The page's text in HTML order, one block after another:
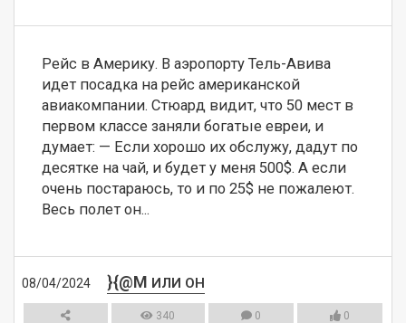
Рейс в Америку. В аэропорту Тель-Авива
идет посадка на рейс американской
авиакомпании. Стюард видит, что 50 мест в
первом классе заняли богатые евреи, и
думает: — Если хорошо их обслужу, дадут по
десятке на чай, и будет у меня 500$. А если
очень постараюсь, то и по 25$ не пожалеют.
Весь полет он...
08/04/2024 }{@M ИЛИ ОН
340 0 0